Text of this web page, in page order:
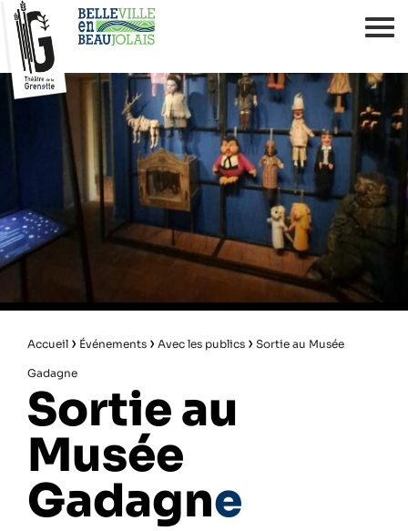
Accueil › Événements › Avec les publics › Sortie au Musée
Gadagne
Sortie au
Musée
Gadagne